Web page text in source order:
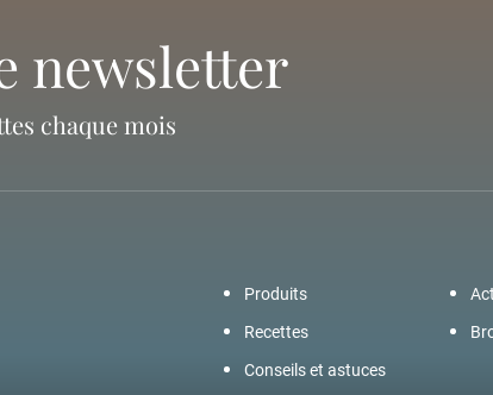
newsletter
chaque mois
Produits
Recettes
Conseils et astuces